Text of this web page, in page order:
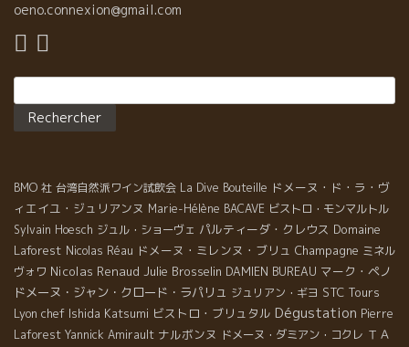
oeno.connexion@gmail.com
BMO 社 台湾自然派ワイン試飲会 La Dive Bouteille ドメーヌ・ド・ラ・ヴ
ィエイユ・ジュリアンヌ Marie-Hélène BACAVE ビストロ・モンマルトル
Sylvain Hoesch ジュル・ショーヴェ パルティーダ・クレウス Domaine
Laforest Nicolas Réau ドメーヌ・ミレンヌ・ブリュ Champagne ミネル
ヴォワ Nicolas Renaud Julie Brosselin DAMIEN BUREAU マーク・ペノ
ドメーヌ・ジャン・クロード・ラパリュ ジュリアン・ギヨ STC Tours
Lyon chef Ishida Katsumi ビストロ・ブリュタル Dégustation Pierre
Laforest Yannick Amirault ナルボンヌ ドメーヌ・ダミアン・コクレ ＴＡ